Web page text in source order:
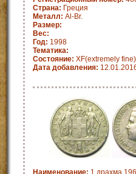
Страна: Греция
Металл: Al-Br.
Размер:
Вес:
Год: 1998
Тематика:
Состояние: XF(extremely fine)
Дата добавления:
Наименование: 1 драхма